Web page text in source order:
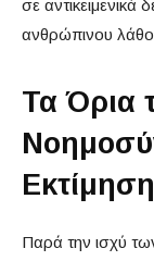
σε αντικειμενικά
ανθρώπινου
Τα Όρια
Παρά την ισχύ